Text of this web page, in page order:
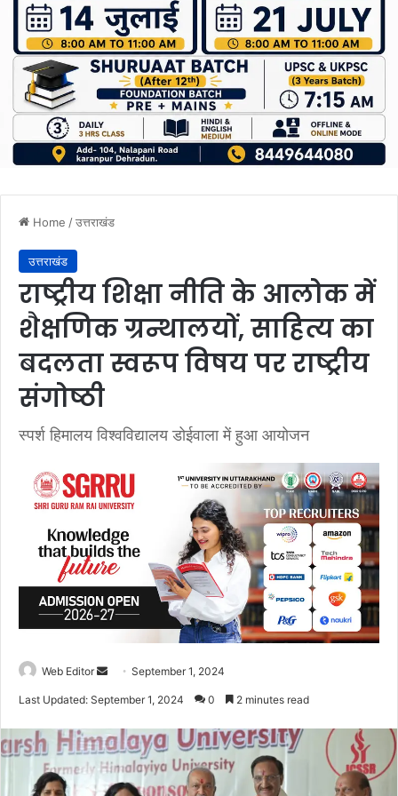
Home /उत्तराखंड
उत्तराखंड
राष्ट्रीय शिक्षा नीति के आलोक में
शैक्षणिक ग्रन्थालयों, साहित्य का
बदलता स्वरूप विषय पर राष्ट्रीय
संगोष्ठी
स्पर्श हिमालय विश्वविद्यालय डोईवाला में हुआ आयोजन
Web Editor
d
a
September 1, 2024
Last Updated: September 1, 2024 0 2 minutes read